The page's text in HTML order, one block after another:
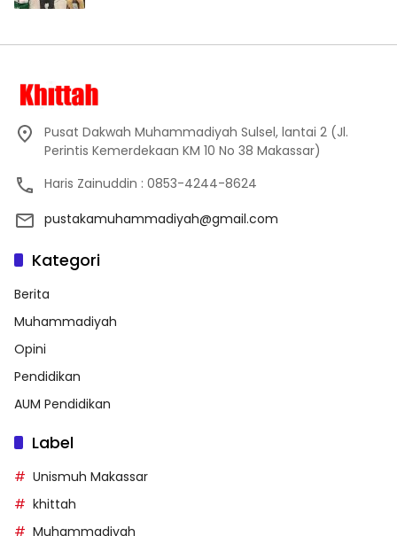
Pusat Dakwah Muhammadiyah Sulsel, lantai 2 (Jl.
Perintis Kemerdekaan KM 10 No 38 Makassar)
Haris Zainuddin : 0853-4244-8624
pustakamuhammadiyah@gmail.com
Kategori
Berita
Muhammadiyah
Opini
Pendidikan
AUM Pendidikan
Label
Unismuh Makassar
khittah
Muhammadiyah